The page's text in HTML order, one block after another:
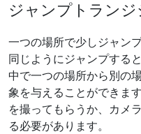
ジャンプトランジ
一つの場所で少しジャン
同じようにジャンプする
中で一つの場所から別の
象を与えることができま
を撮ってもらうか、カメ
る必要があります。